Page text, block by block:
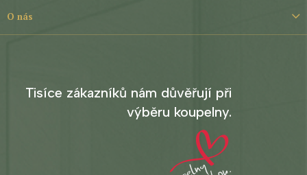
O nás
Tisíce zákazníků nám důvěřují při
výběru koupelny.